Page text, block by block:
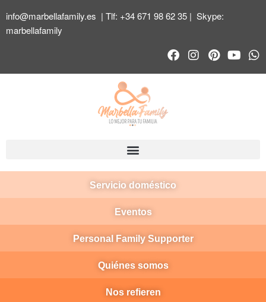
info@marbellafamily.es | Tlf: +34 671 98 62 35 | Skype:
marbellafamily
Servicio doméstico
Eventos
Personal Family Supporter
Quiénes somos
Nos refieren